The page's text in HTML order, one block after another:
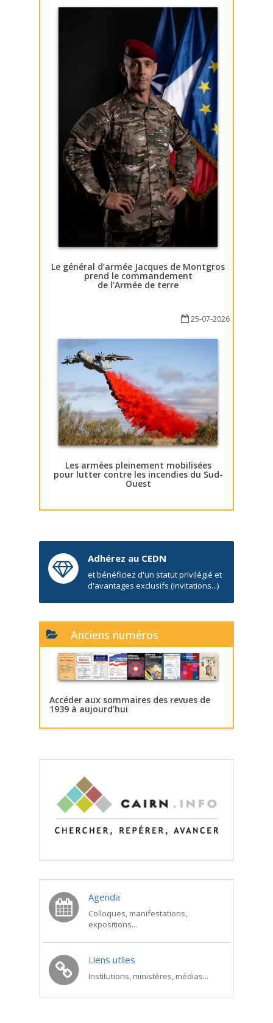
Le général d’armée Jacques de Montgros
prend le commandement
de l’Armée de terre
25-07-2026
Les armées pleinement mobilisées
pour lutter contre les incendies du Sud-
Ouest
Adhérez au CEDN
et bénéficiez d'un statut privilégié et
d'avantages exclusifs (invitations...)
Anciens numéros
Accéder aux sommaires des revues de
1939 à aujourd’hui
Agenda
Colloques, manifestations,
expositions...
Liens utiles
Institutions, ministères, médias...